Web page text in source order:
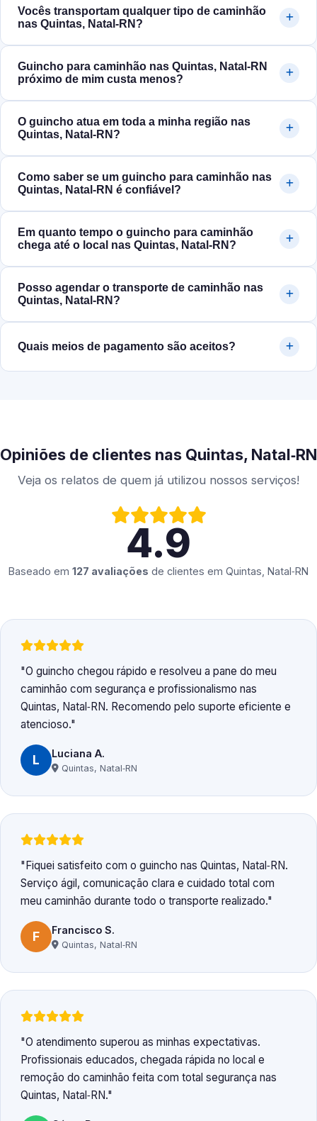
Vocês transportam qualquer tipo de caminhão
nas Quintas, Natal‑RN?
Guincho para caminhão nas Quintas, Natal‑RN
próximo de mim custa menos?
O guincho atua em toda a minha região nas
Quintas, Natal‑RN?
Como saber se um guincho para caminhão nas
Quintas, Natal‑RN é confiável?
Em quanto tempo o guincho para caminhão
chega até o local nas Quintas, Natal‑RN?
Posso agendar o transporte de caminhão nas
Quintas, Natal‑RN?
Quais meios de pagamento são aceitos?
Opiniões de clientes nas Quintas, Natal‑RN
Veja os relatos de quem já utilizou nossos serviços!
4.9
Baseado em 127 avaliações de clientes em Quintas, Natal‑RN
O guincho chegou rápido e resolveu a pane do meu
caminhão com segurança e profissionalismo nas
Quintas, Natal‑RN. Recomendo pelo suporte eficiente e
atencioso.
L Luciana A.
Quintas, Natal‑RN
Fiquei satisfeito com o guincho nas Quintas, Natal‑RN.
Serviço ágil, comunicação clara e cuidado total com
meu caminhão durante todo o transporte realizado.
F Francisco S.
Quintas, Natal‑RN
O atendimento superou as minhas expectativas.
Profissionais educados, chegada rápida no local e
remoção do caminhão feita com total segurança nas
Quintas, Natal‑RN.